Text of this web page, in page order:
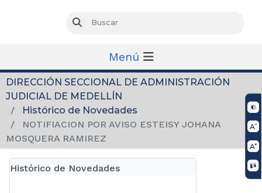
Buscar
Menú
DIRECCIÓN SECCIONAL DE ADMINISTRACIÓN
JUDICIAL DE MEDELLÍN
Histórico de Novedades
NOTIFIACION POR AVISO ESTEISY JOHANA
MOSQUERA RAMIREZ
Histórico de Novedades